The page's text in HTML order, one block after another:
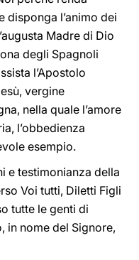
disponga l’animo dei
Madre di Dio
degli Spagnoli
l’Apostolo
vergine
nella quale l’amore
l’obbedienza
esempio.
e testimonianza della
Voi tutti, Diletti Figli
tutte le genti di
in nome del Signore,